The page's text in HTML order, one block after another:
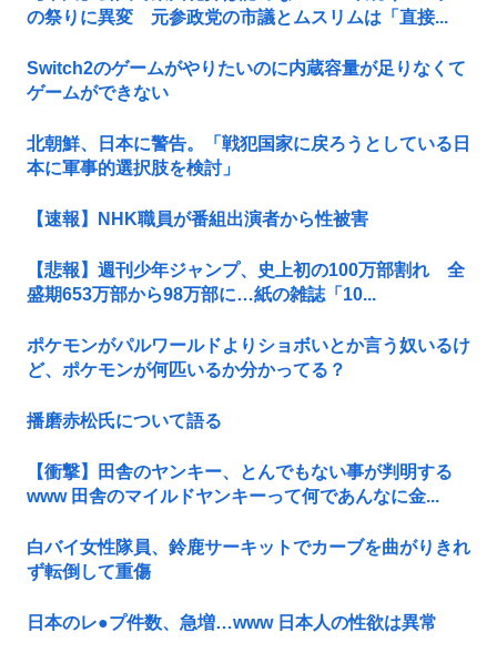
の祭りに異変 元参政党の市議とムスリムは「直接...
Switch2のゲームがやりたいのに内蔵容量が足りなくて
ゲームができない
北朝鮮、日本に警告。「戦犯国家に戻ろうとしている日
本に軍事的選択肢を検討」
【速報】NHK職員が番組出演者から性被害
【悲報】週刊少年ジャンプ、史上初の100万部割れ 全
盛期653万部から98万部に…紙の雑誌「10...
ポケモンがパルワールドよりショボいとか言う奴いるけ
ど、ポケモンが何匹いるか分かってる？
播磨赤松氏について語る
【衝撃】田舎のヤンキー、とんでもない事が判明する
www 田舎のマイルドヤンキーって何であんなに金...
白バイ女性隊員、鈴鹿サーキットでカーブを曲がりきれ
ず転倒して重傷
日本のレ●プ件数、急増…www 日本人の性欲は異常